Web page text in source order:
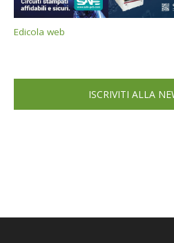
Edicola web
ISCRIVITI ALLA